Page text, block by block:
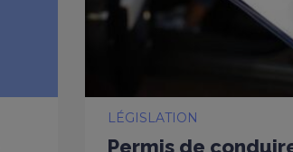
LÉGISLATION
Permis de